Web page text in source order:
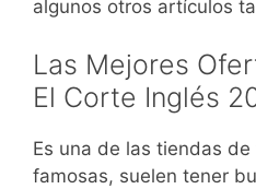
algunos otros artículos
Las Mejores
El Corte Inglés
Es una de las tiendas
famosas, suelen tener